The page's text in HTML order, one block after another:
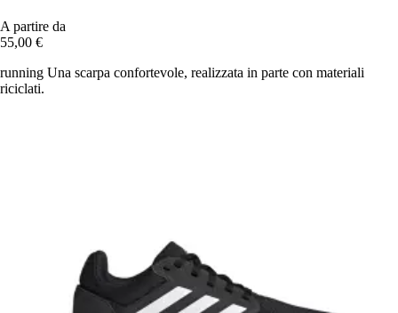
A partire da
55,00 €
running Una scarpa confortevole, realizzata in parte con materiali
riciclati.